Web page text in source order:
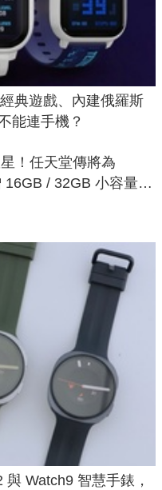
典遊戲、內建俄羅斯
能連手機？
！任天堂傳將為
16GB / 32GB 小容量遊
Watch9 智慧手錶，